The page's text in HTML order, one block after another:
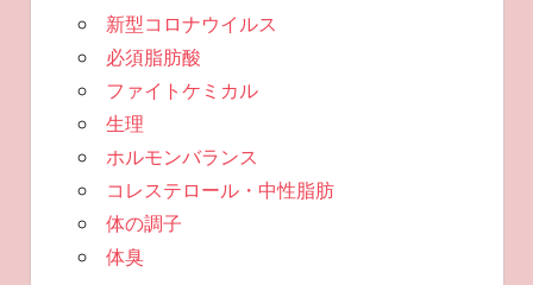
新型コロナウイルス
必須脂肪酸
ファイトケミカル
生理
ホルモンバランス
コレステロール・中性脂肪
体の調子
体臭